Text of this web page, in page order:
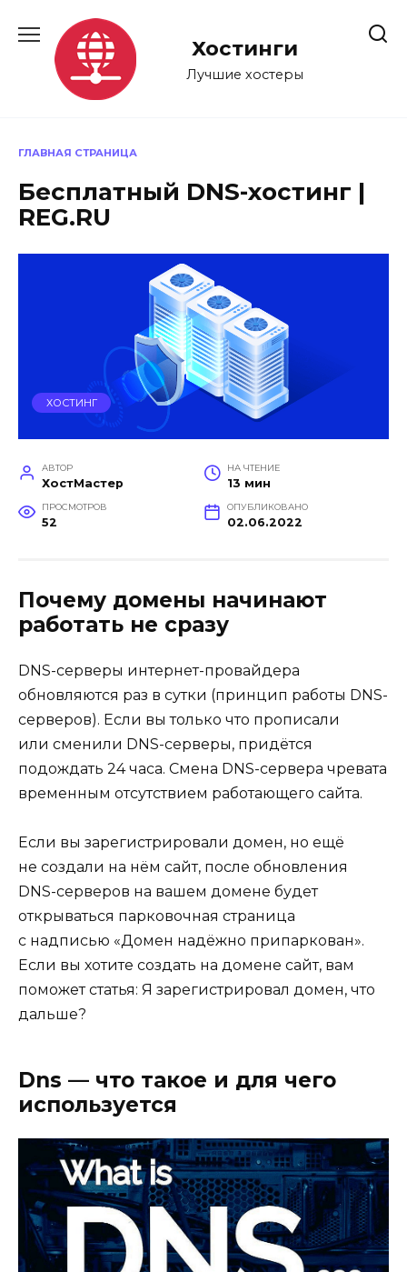
содержанию
Хостинги
Лучшие хостеры
ГЛАВНАЯ СТРАНИЦА
Бесплатный DNS-хостинг |
REG.RU
ХОСТИНГ
АВТОР
ХостМастер
НА ЧТЕНИЕ
13 мин
ПРОСМОТРОВ
52
ОПУБЛИКОВАНО
02.06.2022
Почему домены начинают
работать не сразу
DNS-серверы интернет-провайдера
обновляются раз в сутки (принцип работы DNS-
серверов). Если вы только что прописали
или сменили DNS-серверы, придётся
подождать 24 часа. Смена DNS-сервера чревата
временным отсутствием работающего сайта.
Если вы зарегистрировали домен, но ещё
не создали на нём сайт, после обновления
DNS-серверов на вашем домене будет
открываться парковочная страница
с надписью «Домен надёжно припаркован».
Если вы хотите создать на домене сайт, вам
поможет статья: Я зарегистрировал домен, что
дальше?
Dns — что такое и для чего
используется